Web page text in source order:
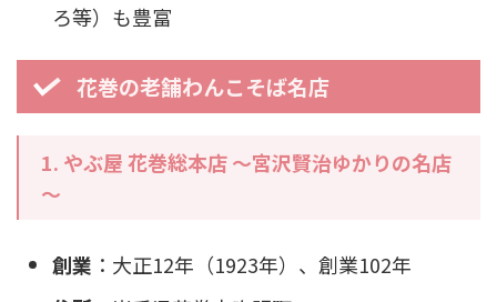
ろ等）も豊富
花巻の老舗わんこそば名店
1. やぶ屋 花巻総本店 ～宮沢賢治ゆかりの名店
～
創業 ：大正12年（1923年）、創業102年